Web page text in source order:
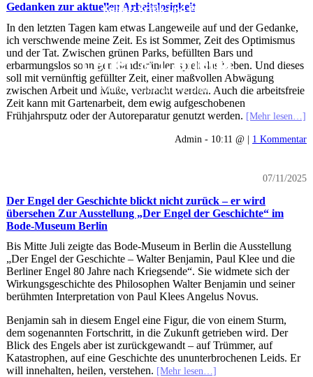
Gedanken zur aktuellen Arbeitslosigkeit
In den letzten Tagen kam etwas Langeweile auf und der Gedanke,
ich verschwende meine Zeit. Es ist Sommer, Zeit des Optimismus
und der Tat. Zwischen grünen Parks, befüllten Bars und
erbarmungslos sonnigen Sandstränden spielt das Leben. Und dieses
soll mit vernünftig gefüllter Zeit, einer maßvollen Abwägung
zwischen Arbeit und Muße, verbracht werden. Auch die arbeitsfreie
Zeit kann mit Gartenarbeit, dem ewig aufgeschobenen
Frühjahrsputz oder der Autoreparatur genutzt werden. [Mehr lesen…]
Admin - 10:11 @ | 1 Kommentar
07/11/2025
Der Engel der Geschichte blickt nicht zurück – er wird
übersehen Zur Ausstellung „Der Engel der Geschichte“ im
Bode-Museum Berlin
Bis Mitte Juli zeigte das Bode-Museum in Berlin die Ausstellung
„Der Engel der Geschichte – Walter Benjamin, Paul Klee und die
Berliner Engel 80 Jahre nach Kriegsende“. Sie widmete sich der
Wirkungsgeschichte des Philosophen Walter Benjamin und seiner
berühmten Interpretation von Paul Klees Angelus Novus.
Benjamin sah in diesem Engel eine Figur, die von einem Sturm,
dem sogenannten Fortschritt, in die Zukunft getrieben wird. Der
Blick des Engels aber ist zurückgewandt – auf Trümmer, auf
Katastrophen, auf eine Geschichte des ununterbrochenen Leids. Er
will innehalten, heilen, verstehen. [Mehr lesen…]
Letter & Lametta
Kultur, Kritik und Politik